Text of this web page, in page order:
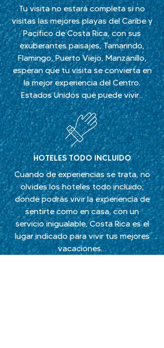
Tu visita no estará completa si no
visitas las mejores playas del Caribe y
Pacífico de Costa Rica, con sus
exuberantes paisajes, Tamarindo,
Flamingo, Puerto Viejo, Manzanillo,
esperan que tu visita se convierta en
la mejor experiencia del Centro.
Estados Unidos que puede vivir...
HOTELES TODO INCLUIDO
Cuando de experiencias se trata, no
olvides los hoteles todo incluido,
donde podrás vivir la experiencia de
sentirte como en casa, con un
servicio inigualable, Costa Rica es el
lugar indicado para vivir tus mejores
vacaciones…